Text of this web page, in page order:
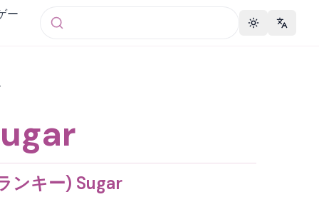
ー
Toggle theme
ンキー) Sugar